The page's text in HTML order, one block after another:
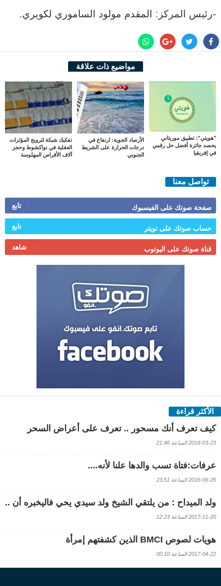
‐رئيس المركز: المقدم مولود الساموري لكويري.
مواضيع ذات علاقة
"هويتي": تطبيق موريتاني
يحصد جائزة أفضل حل رقمي
في إفريقيا
الأرصاد الجوية: ارتفاع في
درجات الحرارة على الشريط
الجنوبي
تفكيك شبكة لترويج المؤثرات
العقلية في نواكشوط وحجز
آلاف الأقراص المهلوسة
تواصل معنا
صفحة صوتك على الفيسبوك تابع
حساب صوتك على تويتر تابع
قناة صوتك على اليوتوب شاهد
الأكثر قراءة
كيف تعرف أنك مسحور .. تعرف على أعراض السحر
2018-03-23 الساعة 21:46
عرفات:فتاة تسب والدها علنا لأنه....
2016-06-25 الساعة 23:51
ولد الميداح : من يلتقي الشيخ ولد سيدي يحي فاليخبره أن ..
2017-11-20 الساعة 12:23
هويات لصوص BMCI الذين كشفتهم إمرأة
2017-04-22 الساعة 00:10